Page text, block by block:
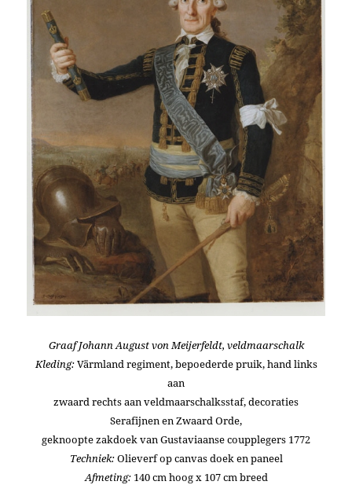
Graaf Johann August von Meijerfeldt, veldmaarschalk
Kleding:Värmland regiment, bepoederde pruik, hand links
aan
zwaard rechts aan veldmaarschalksstaf,decoraties
Serafijnen en Zwaard Orde,
geknoopte zakdoek van Gustaviaanse coupplegers 1772
Techniek:Olieverf op canvas doek en paneel
Afmeting: 140 cm hoog x 107 cm breed